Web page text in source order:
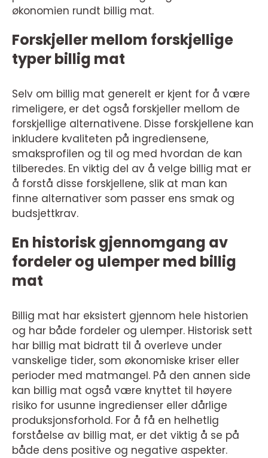
økonomien rundt billig mat.
Forskjeller mellom forskjellige
typer billig mat
Selv om billig mat generelt er kjent for å være
rimeligere, er det også forskjeller mellom de
forskjellige alternativene. Disse forskjellene kan
inkludere kvaliteten på ingrediensene,
smaksprofilen og til og med hvordan de kan
tilberedes. En viktig del av å velge billig mat er
å forstå disse forskjellene, slik at man kan
finne alternativer som passer ens smak og
budsjettkrav.
En historisk gjennomgang av
fordeler og ulemper med billig
mat
Billig mat har eksistert gjennom hele historien
og har både fordeler og ulemper. Historisk sett
har billig mat bidratt til å overleve under
vanskelige tider, som økonomiske kriser eller
perioder med matmangel. På den annen side
kan billig mat også være knyttet til høyere
risiko for usunne ingredienser eller dårlige
produksjonsforhold. For å få en helhetlig
forståelse av billig mat, er det viktig å se på
både dens positive og negative aspekter.